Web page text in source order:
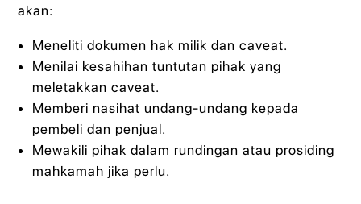
akan:
Meneliti dokumen hak milik dan caveat.
Menilai kesahihan tuntutan pihak yang
meletakkan caveat.
Memberi nasihat undang-undang kepada
pembeli dan penjual.
Mewakili pihak dalam rundingan atau prosiding
mahkamah jika perlu.